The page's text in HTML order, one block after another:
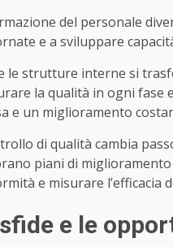
del personale
e a sviluppare
le strutture interne si
la qualità in ogni fase
e un miglioramento
di qualità cambia
piani di
e misurare l’efficacia
e le